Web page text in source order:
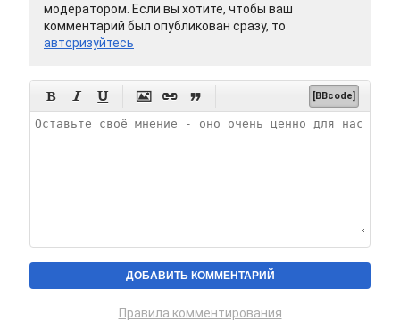
модератором. Если вы хотите, чтобы ваш
комментарий был опубликован сразу, то
авторизуйтесь
      [BBcode]
Правила комментирования